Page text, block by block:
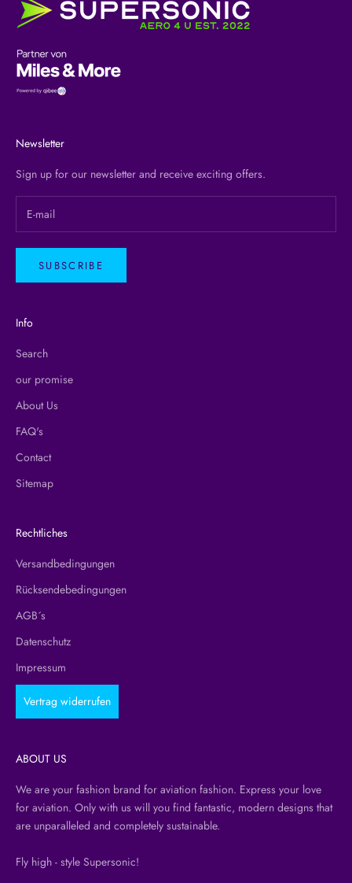
Newsletter
Sign up for our newsletter and receive exciting offers.
SUBSCRIBE
Info
Search
our promise
About Us
FAQ's
Contact
Sitemap
Rechtliches
Versandbedingungen
Rücksendebedingungen
AGB´s
Datenschutz
Impressum
Vertrag widerrufen
ABOUT US
We are your fashion brand for aviation fashion. Express your love
for aviation. Only with us will you find fantastic, modern designs that
are unparalleled and completely sustainable.
Fly high - style Supersonic!